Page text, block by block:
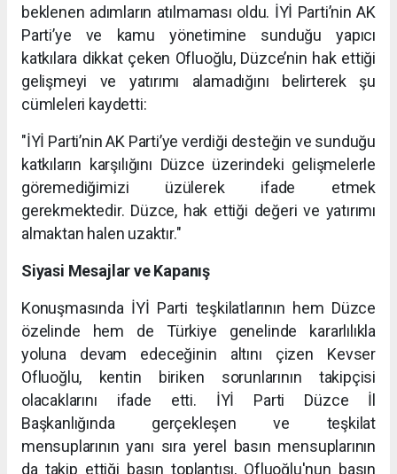
beklenen adımların atılmaması oldu. İYİ Parti’nin AK
Parti’ye ve kamu yönetimine sunduğu yapıcı
katkılara dikkat çeken Ofluoğlu, Düzce’nin hak ettiği
gelişmeyi ve yatırımı alamadığını belirterek şu
cümleleri kaydetti:
"İYİ Parti’nin AK Parti’ye verdiği desteğin ve sunduğu
katkıların karşılığını Düzce üzerindeki gelişmelerle
göremediğimizi üzülerek ifade etmek
gerekmektedir. Düzce, hak ettiği değeri ve yatırımı
almaktan halen uzaktır."
Siyasi Mesajlar ve Kapanış
Konuşmasında İYİ Parti teşkilatlarının hem Düzce
özelinde hem de Türkiye genelinde kararlılıkla
yoluna devam edeceğinin altını çizen Kevser
Ofluoğlu, kentin biriken sorunlarının takipçisi
olacaklarını ifade etti. İYİ Parti Düzce İl
Başkanlığında gerçekleşen ve teşkilat
mensuplarının yanı sıra yerel basın mensuplarının
da takip ettiği basın toplantısı, Ofluoğlu'nun basın